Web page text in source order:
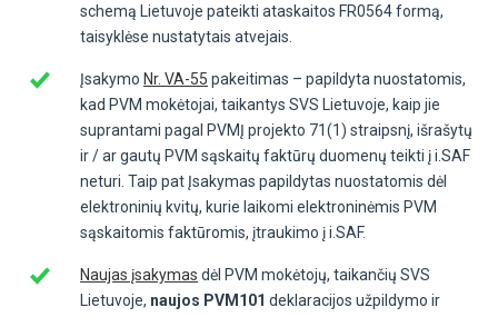
schemą Lietuvoje pateikti ataskaitos FR0564 formą,
taisyklėse nustatytais atvejais.
Įsakymo Nr. VA-55 pakeitimas – papildyta nuostatomis,
kad PVM mokėtojai, taikantys SVS Lietuvoje, kaip jie
suprantami pagal PVMĮ projekto 71(1) straipsnį, išrašytų
ir / ar gautų PVM sąskaitų faktūrų duomenų teikti į i.SAF
neturi. Taip pat Įsakymas papildytas nuostatomis dėl
elektroninių kvitų, kurie laikomi elektroninėmis PVM
sąskaitomis faktūromis, įtraukimo į i.SAF.
Naujas įsakymas dėl PVM mokėtojų, taikančių SVS
Lietuvoje, naujos PVM101 deklaracijos užpildymo ir